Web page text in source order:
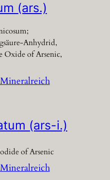
(ars.)
Anhydrid,
Oxide of Arsenic,
Mineralreich
(ars-i.)
of Arsenic
Mineralreich